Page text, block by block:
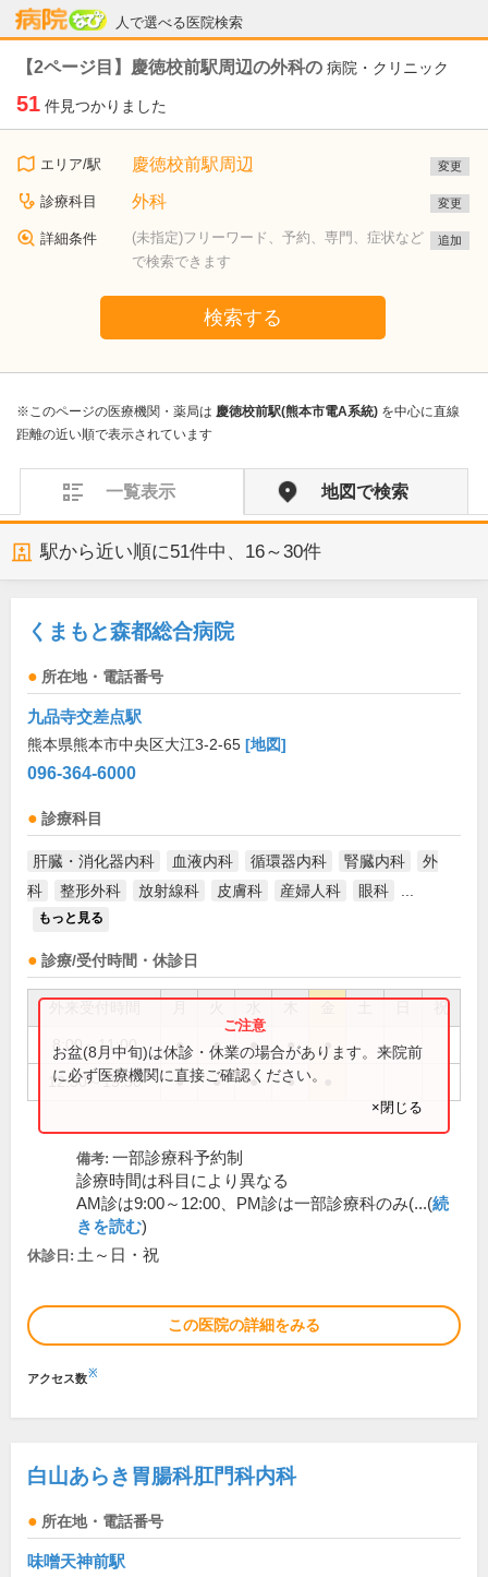
人で選べる医院検索
病院なび
【2ページ目】慶徳校前駅周辺の外科の 病院・クリニック
51 件見つかりました
エリア/駅 慶徳校前駅周辺 変更
診療科目 外科 変更
詳細条件
(未指定)フリーワード、予約、専門、症状など
で検索できます
追加
検索する
※このページの医療機関・薬局は 慶徳校前駅(熊本市電A系統) を中心に直線
距離の近い順で表示されています
一覧表示 地図で検索
駅から近い順に51件中、 16～30件
くまもと森都総合病院
所在地・電話番号
九品寺交差点駅
熊本県熊本市中央区大江3-2-65 [地図]
096-364-6000
診療科目
肝臓・消化器内科 血液内科 循環器内科 腎臓内科
外
科
整形外科 放射線科 皮膚科 産婦人科 眼科
もっと見る
診療/受付時間・休診日
祝
8:00～11:00 ● ● ● ● ●
12:30～15:30 ● ● ● ●
お盆(8月中旬)は休診・休業の場合があります。来院前
に必ず医療機関に直接ご確認ください。
×閉じる
備考: 一部診療科予約制
診療時間は科目により異なる
AM診は9:00～12:00、PM診は一部診療科のみ(...(続
きを読む)
休診日: 土～日・祝
この医院の詳細をみる
アクセス数※
白山あらき胃腸科肛門科内科
所在地・電話番号
味噌天神前駅